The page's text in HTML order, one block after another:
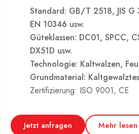
Standard: GB/T 2518, JIS G
EN 10346 usw.
Güteklassen: DC01, SPCC,
DX51D usw.
Technologie: Kaltwalzen,
Grundmaterial:
Zertifizierung: ISO 9001, CE
Jetzt anfragen Mehr lesen